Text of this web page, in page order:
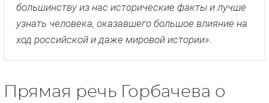
большинству из нас исторические факты и лучше
узнать человека, оказавшего большое влияние на
ход российской и даже мировой истории».
Прямая речь Горбачева о